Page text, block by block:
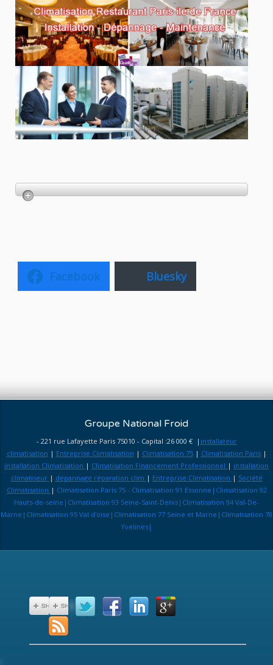
Facebook Bluesky
Groupe National Froid
- 221 rue Lafayette Paris 75010 - Capital :26 000 € | installateur
climatisation | Entreprise Climatisation | Climatisation 75| Climatisation Paris|
installation Climatisation | Climatisation Financement Professionnel | installation
climatiseur | depannage réparation clim | Entreprise Climatisation | Société
Climatisation | Climatisation Paris 75 - Climatisation 91 Essonne|Climatisation 92
Hauts-de-seine|Climatisation 93 Seine-Saint-Denis|Climatisation 94 Val-De-
Marne|Climatisation 95 Val d'oise|Climatisation 77 Seine et Marne|Climatisation 78
Yvelines|